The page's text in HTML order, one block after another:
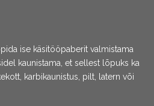
ise käsitööpaberit valmistama
kaunistama, et sellest lõpuks ka
karbikaunistus, pilt, latern või